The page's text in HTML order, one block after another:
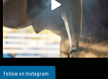
Follow on Instagram